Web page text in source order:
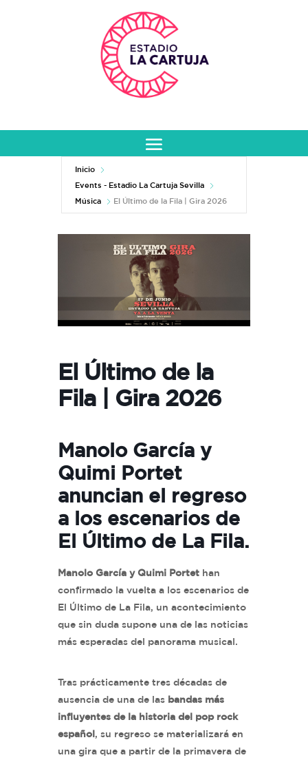
Inicio
Events - Estadio La Cartuja Sevilla
Música
El Último de la Fila | Gira 2026
El Último de la
Fila | Gira 2026
Manolo García y
Quimi Portet
anuncian el regreso
a los escenarios de
El Último de La Fila.
Manolo García y Quimi Portet han
confirmado la vuelta a los escenarios de
El Último de La Fila, un acontecimiento
que sin duda supone una de las noticias
más esperadas del panorama musical.
Tras prácticamente tres décadas de
ausencia de una de las bandas más
influyentes de la historia del pop rock
español, su regreso se materializará en
una gira que a partir de la primavera de